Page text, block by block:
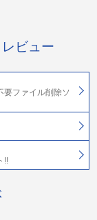
ビュー
要ファイル削除ソ
!!